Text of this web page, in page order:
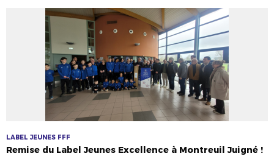
LABEL JEUNES FFF
Remise du Label Jeunes Excellence à Montreuil Juigné !